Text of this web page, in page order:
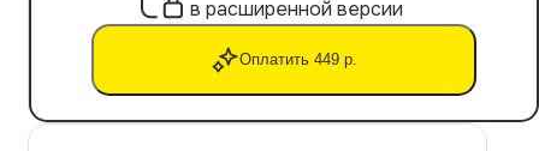
в расширенной версии
Оплатить 449 р.